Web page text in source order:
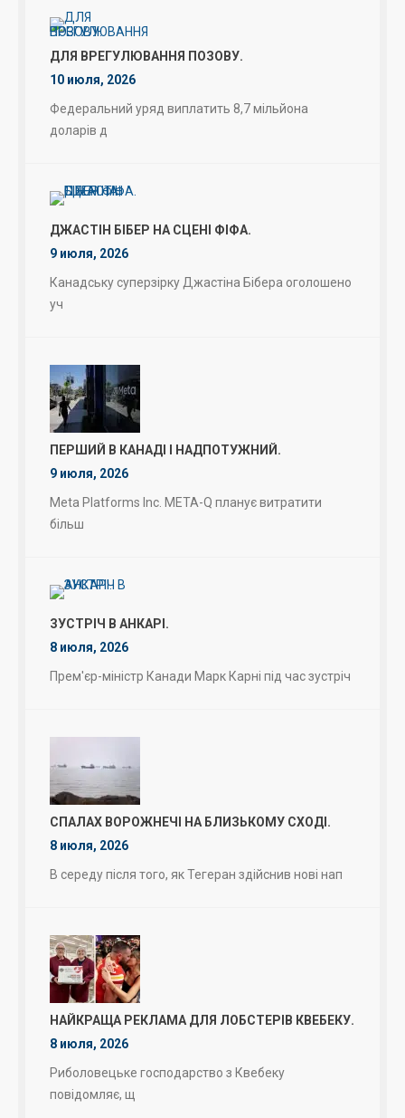
ДЛЯ ВРЕГУЛЮВАННЯ ПОЗОВУ.
10 июля, 2026
Федеральний уряд виплатить 8,7 мільйона
доларів д
ДЖАСТІН БІБЕР НА СЦЕНІ ФІФА.
9 июля, 2026
Канадську суперзірку Джастіна Бібера оголошено
уч
ПЕРШИЙ В КАНАДІ І НАДПОТУЖНИЙ.
9 июля, 2026
Meta Platforms Inc. META-Q планує витратити
більш
ЗУСТРІЧ В АНКАРІ.
8 июля, 2026
Прем'єр-міністр Канади Марк Карні під час зустріч
СПАЛАХ ВОРОЖНЕЧІ НА БЛИЗЬКОМУ СХОДІ.
8 июля, 2026
В середу після того, як Тегеран здійснив нові нап
НАЙКРАЩА РЕКЛАМА ДЛЯ ЛОБСТЕРІВ КВЕБЕКУ.
8 июля, 2026
Риболовецьке господарство з Квебеку
повідомляє, щ